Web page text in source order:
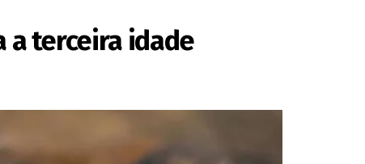
a terceira idade